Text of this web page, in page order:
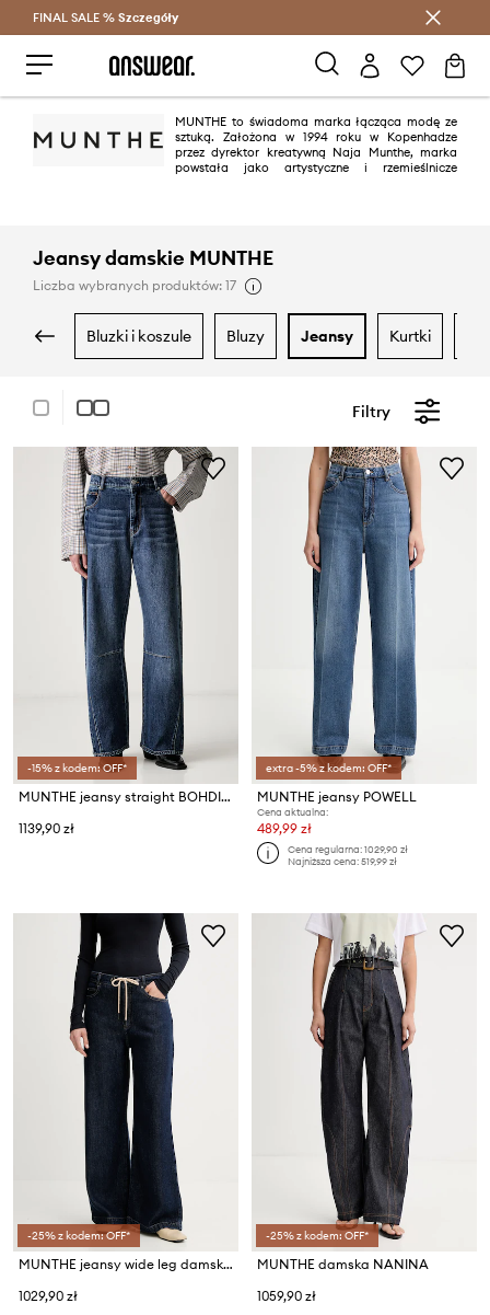
Oszczędzaj z Answear Club >
FINAL SALE % Szczegóły
MUNTHE to świadoma marka łącząca modę ze
sztuką. Założona w 1994 roku w Kopenhadze
przez dyrektor kreatywną Naja Munthe, marka
powstała jako artystyczne i rzemieślnicze
Jeansy damskie MUNTHE
Liczba wybranych produktów: 17
bluzki i koszule bluzy jeansy kurtki
Filtry
-15% z kodem: OFF*
MUNTHE jeansy straight BOHDI LONG
1139,90 zł
extra -5% z kodem: OFF*
MUNTHE jeansy POWELL
Cena aktualna:
489,99 zł
Cena regularna:1029,90 zł
Najniższa cena:519,99 zł
-25% z kodem: OFF*
MUNTHE jeansy wide leg damskie OBEY
1029,90 zł
-25% z kodem: OFF*
MUNTHE damska NANINA
1059,90 zł